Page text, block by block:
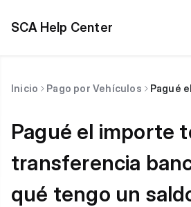
SCA Help Center
Inicio Pago por Vehículos
Pagué el importe
transferencia
qué tengo un